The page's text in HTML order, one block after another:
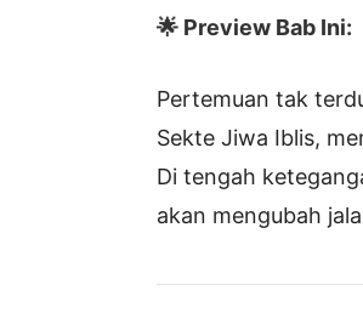
🌟 Preview Bab Ini:
Pertemuan tak
Sekte Jiwa Iblis,
Di tengah
akan mengubah